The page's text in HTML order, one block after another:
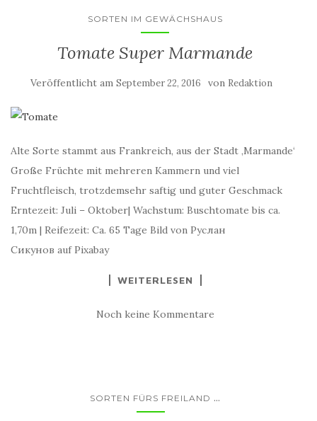
SORTEN IM GEWÄCHSHAUS
Tomate Super Marmande
Veröffentlicht am September 22, 2016 von Redaktion
Alte Sorte stammt aus Frankreich, aus der Stadt ‚Marmande‘
Große Früchte mit mehreren Kammern und viel
Fruchtfleisch, trotzdemsehr saftig und guter Geschmack
Erntezeit: Juli – Oktober| Wachstum: Buschtomate bis ca.
1,70m | Reifezeit: Ca. 65 Tage Bild von Руслан
Сикунов auf Pixabay
WEITERLESEN
Noch keine Kommentare
SORTEN FÜRS FREILAND ...